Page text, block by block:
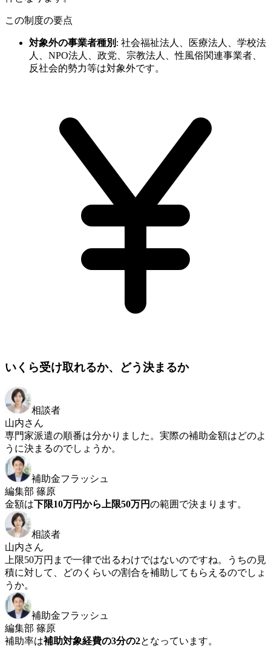
この制度の要点
対象外の事業者種別 : 社会福祉法人、医療法人、学校法
人、NPO法人、政党、宗教法人、性風俗関連事業者、
反社会的勢力等は対象外です。
いくら受け取れるか、どう決まるか
相談者
山内さん
専門家派遣の順番は分かりました。実際の補助金額はどのよ
うに決まるのでしょうか。
補助金フラッシュ
編集部 篠原
金額は下限10万円から上限50万円の範囲で決まります。
相談者
山内さん
上限50万円まで一律で出るわけではないのですね。うちの見
積に対して、どのくらいの割合を補助してもらえるのでしょ
うか。
補助金フラッシュ
編集部 篠原
補助率は補助対象経費の3分の2となっています。